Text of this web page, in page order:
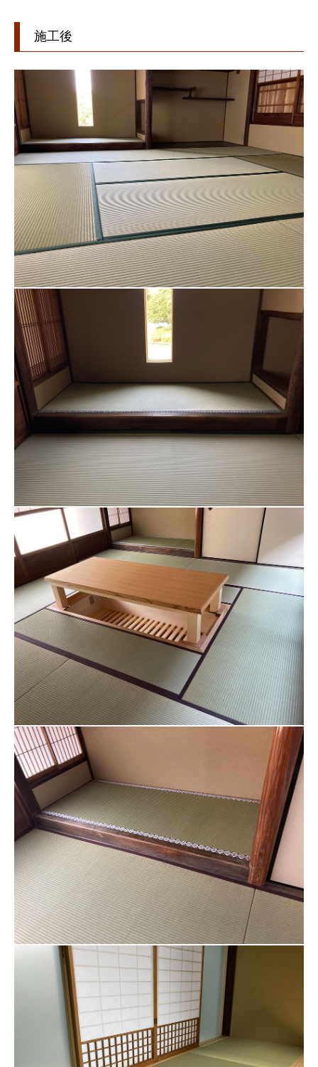
施工後